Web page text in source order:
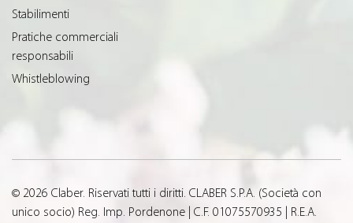
Stabilimenti
Pratiche commerciali
responsabili
Whistleblowing
© 2026 Claber. Riservati tutti i diritti. CLABER S.P.A. (Società con
unico socio) Reg. Imp. Pordenone | C.F. 01075570935 | R.E.A.